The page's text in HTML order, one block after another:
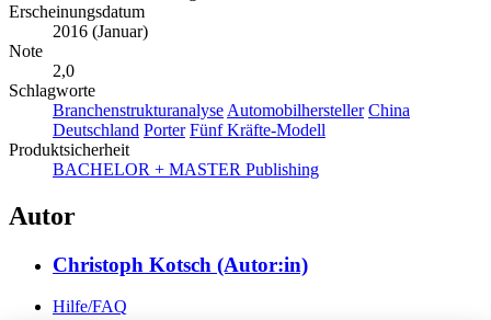
Erscheinungsdatum
2016 (Januar)
Note
2,0
Schlagworte
Branchenstrukturanalyse Automobilhersteller China
Deutschland Porter Fünf Kräfte-Modell
Produktsicherheit
BACHELOR + MASTER Publishing
Autor
Christoph Kotsch (Autor:in)
Hilfe/FAQ